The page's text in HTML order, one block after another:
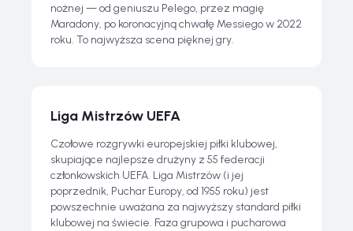
nożnej — od geniuszu Pelego, przez magię
Maradony, po koronacyjną chwałę Messiego w 2022
roku. To najwyższa scena pięknej gry.
Liga Mistrzów UEFA
Czołowe rozgrywki europejskiej piłki klubowej,
skupiające najlepsze drużyny z 55 federacji
członkowskich UEFA. Liga Mistrzów (i jej
poprzednik, Puchar Europy, od 1955 roku) jest
powszechnie uważana za najwyższy standard piłki
klubowej na świecie. Faza grupowa i pucharowa